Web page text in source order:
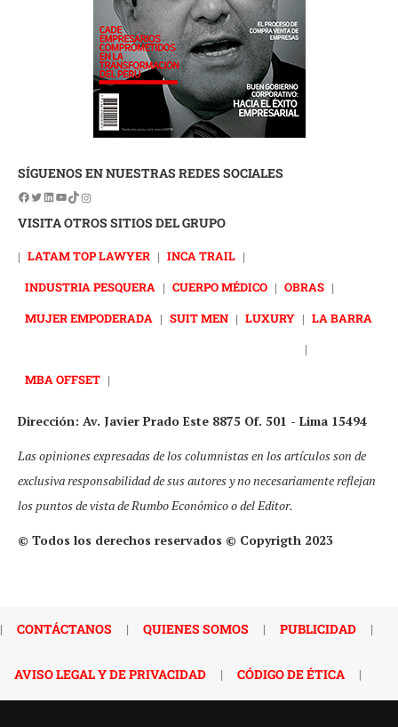
SÍGUENOS EN NUESTRAS REDES SOCIALES
VISITA OTROS SITIOS DEL GRUPO
| LATAM TOP LAWYER | INCA TRAIL |
INDUSTRIA PESQUERA | CUERPO MÉDICO | OBRAS |
MUJER EMPODERADA | SUIT MEN | LUXURY | LA BARRA
|
MBA OFFSET |
Dirección: Av. Javier Prado Este 8875 Of. 501 - Lima 15494
Las opiniones expresadas de los columnistas en los artículos son de
exclusiva responsabilidad de sus autores y no necesariamente reflejan
los puntos de vista de Rumbo Económico o del Editor.
© Todos los derechos reservados © Copyrigth 2023
| CONTÁCTANOS | QUIENES SOMOS | PUBLICIDAD |
AVISO LEGAL Y DE PRIVACIDAD | CÓDIGO DE ÉTICA |